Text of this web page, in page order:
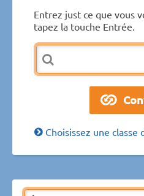
Entrez just ce que vous
tapez la touche Entrée.
Choisissez une classe